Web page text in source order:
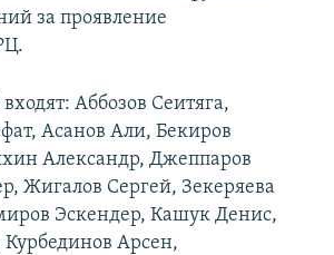
за проявление
Аббозов Сеитяга,
Асанов Али, Бекиров
Александр, Джеппаров
Жигалов Сергей, Зекеряева
Эскендер, Кашук Денис,
Курбединов Арсен,